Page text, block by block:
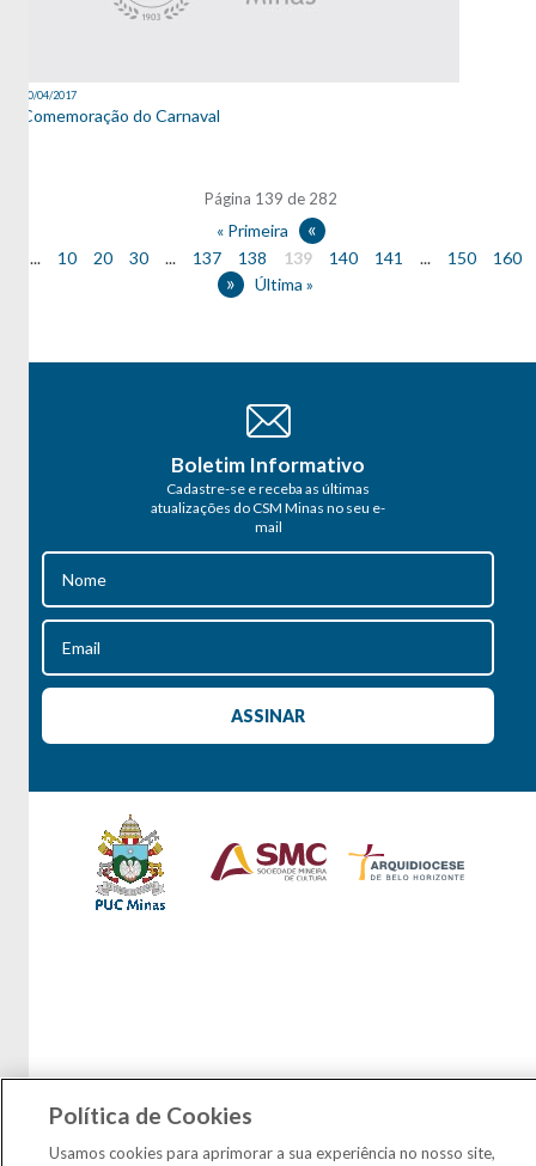
20/04/2017
Comemoração do Carnaval
Página 139 de 282
« Primeira «
... 10 20 30 ... 137 138 139 140 141 ... 150 160
» Última »
Boletim Informativo
Cadastre-se e receba as últimas
atualizações do CSM Minas no seu e-
mail
Política de Cookies
Usamos cookies para aprimorar a sua experiência no nosso site,